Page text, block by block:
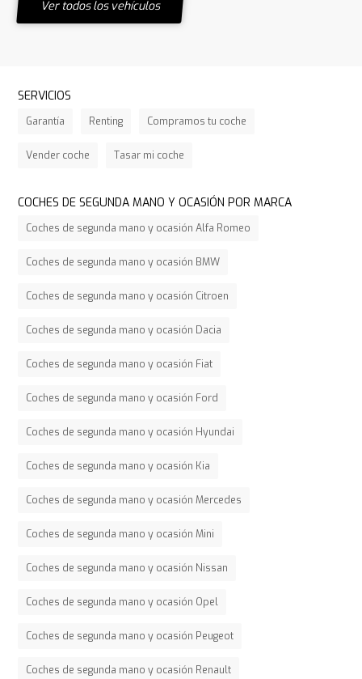
Ver todos los vehículos
SERVICIOS
Garantía Renting Compramos tu coche
Vender coche Tasar mi coche
COCHES DE SEGUNDA MANO Y OCASIÓN POR MARCA
Coches de segunda mano y ocasión Alfa Romeo
Coches de segunda mano y ocasión BMW
Coches de segunda mano y ocasión Citroen
Coches de segunda mano y ocasión Dacia
Coches de segunda mano y ocasión Fiat
Coches de segunda mano y ocasión Ford
Coches de segunda mano y ocasión Hyundai
Coches de segunda mano y ocasión Kia
Coches de segunda mano y ocasión Mercedes
Coches de segunda mano y ocasión Mini
Coches de segunda mano y ocasión Nissan
Coches de segunda mano y ocasión Opel
Coches de segunda mano y ocasión Peugeot
Coches de segunda mano y ocasión Renault